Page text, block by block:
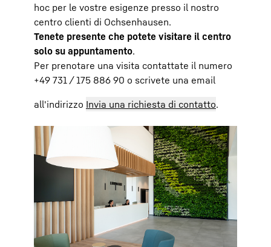
hoc per le vostre esigenze presso il nostro
centro clienti di Ochsenhausen.
Tenete presente che potete visitare il centro
solo su appuntamento.
Per prenotare una visita contattate il numero
+49 731 / 175 886 90 o scrivete una email
all'indirizzo Invia una richiesta di contatto.